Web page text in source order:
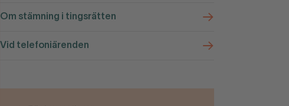
Om stämning i tingsrätten
Vid telefoniärenden